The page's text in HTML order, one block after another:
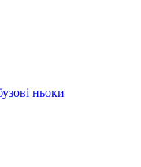
ньоки